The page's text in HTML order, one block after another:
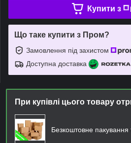
Купити з
Що таке купити з Пром?
Замовлення під захистом
Доступна доставка
При купівлі цього товару
Безкоштовне пакування